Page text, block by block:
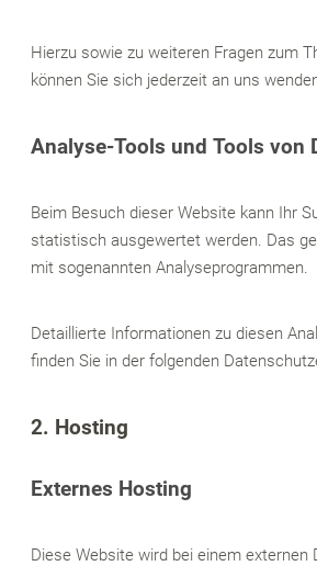
Hierzu sowie zu weiteren Fragen zum
können Sie sich jederzeit an uns
Analyse-Tools und Tools von
Beim Besuch dieser Website kann Ihr
statistisch ausgewertet werden. Das
mit sogenannten Analyseprogrammen.
Detaillierte Informationen zu diesen
finden Sie in der folgenden
2. Hosting
Externes Hosting
Diese Website wird bei einem externen